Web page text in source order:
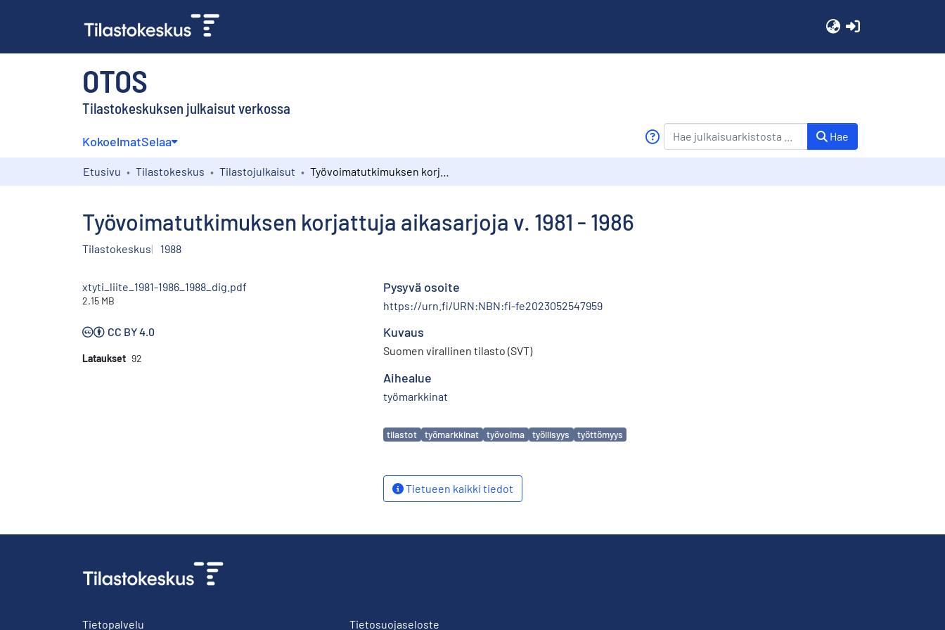
OTOS
Tilastokeskuksen julkaisut verkossa
KokoelmatSelaa Hae
Etusivu Tilastokeskus Tilastojulkaisut
Työvoimatutkimuksen korjattuja aikasarjoja v. 1981 - 1986
Tilastokeskus 1988
xtyti_liite_1981-1986_1988_dig.pdf
2.15 MB
CC BY 4.0
Lataukset 92
Pysyvä osoite
https://urn.fi/URN:NBN:fi-fe2023052547959
Kuvaus
Suomen virallinen tilasto (SVT)
Aihealue
työmarkkinat
Avainsanat
tilastot työmarkkinat työvoima työllisyys työttömyys
Tietueen kaikki tiedot
Tietopalvelu Tietosuojaseloste